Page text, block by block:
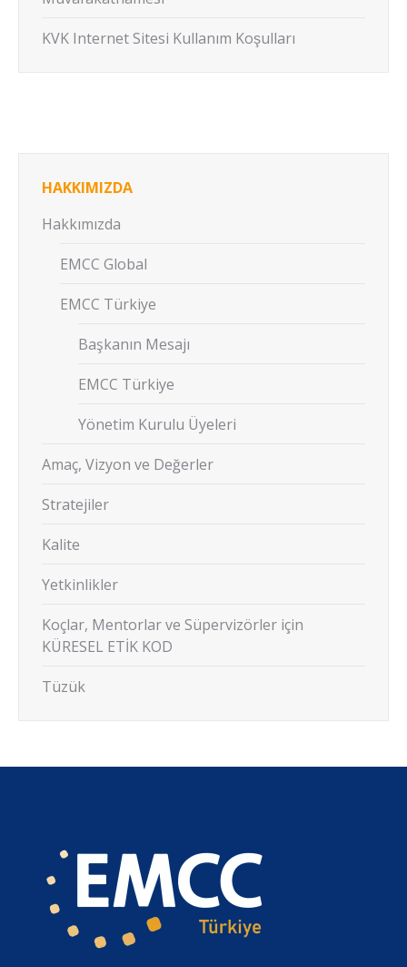
KVK Internet Sitesi Kullanım Koşulları
HAKKIMIZDA
Hakkımızda
EMCC Global
EMCC Türkiye
Başkanın Mesajı
EMCC Türkiye
Yönetim Kurulu Üyeleri
Amaç, Vizyon ve Değerler
Stratejiler
Kalite
Yetkinlikler
Koçlar, Mentorlar ve Süpervizörler için
KÜRESEL ETİK KOD
Tüzük